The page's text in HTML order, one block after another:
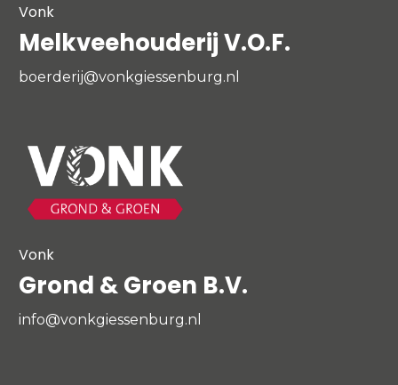
Vonk
Melkveehouderij V.O.F.
boerderij@vonkgiessenburg.nl
Vonk
Grond & Groen B.V.
info@vonkgiessenburg.nl